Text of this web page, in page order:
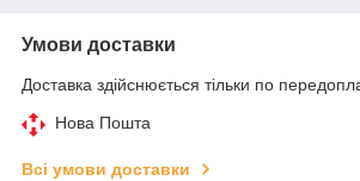
Умови доставки
Доставка здійснюється тільки по
Нова Пошта
Всі умови доставки